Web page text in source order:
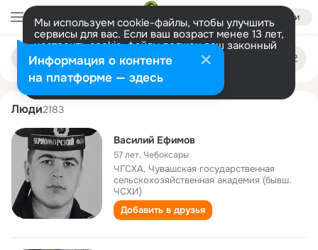
Войти
Мы используем cookie-файлы, чтобы улучшить
сервисы для вас. Если ваш возраст менее 13 лет,
настроить cookie-файлы должен ваш законный
представитель. Больше информации
Разрешить все Настроить
Поиск
людям
vasiliy efimov
Люди2183
Василий Ефимов
57 лет,Чебоксары
ЧГСХА, Чувашская государственная
сельскохозяйственная академия (бывш.
ЧСХИ)
Добавить в друзья
Информация о контенте
на платформе — здесь